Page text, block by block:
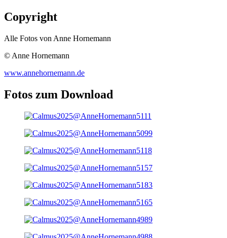
Copyright
Alle Fotos von Anne Hornemann
© Anne Hornemann
www.annehornemann.de
Fotos zum Download